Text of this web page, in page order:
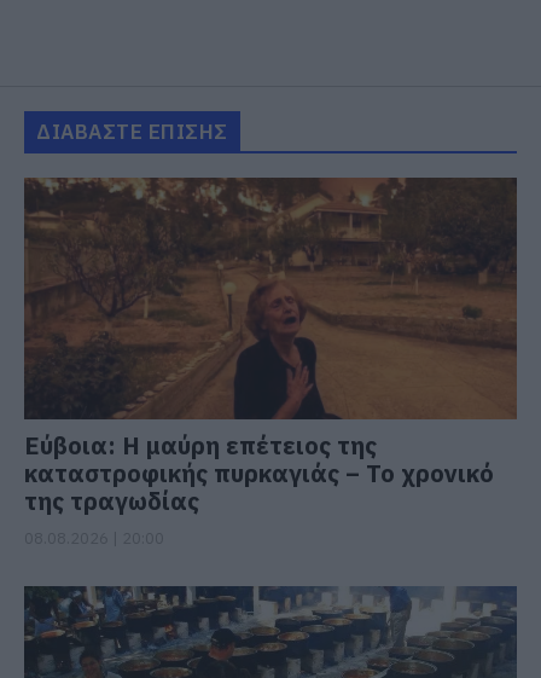
ΔΙΑΒΑΣΤΕ ΕΠΙΣΗΣ
Εύβοια: Η μαύρη επέτειος της
καταστροφικής πυρκαγιάς – Το χρονικό
της τραγωδίας